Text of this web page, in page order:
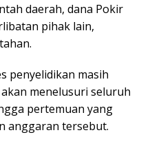
daerah, dana Pokir
pihak lain,
penyelidikan masih
menelusuri seluruh
pertemuan yang
anggaran tersebut.